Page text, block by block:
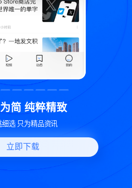
世界变化 热问一下
好问题好回答 多元视角看问题
立即下载